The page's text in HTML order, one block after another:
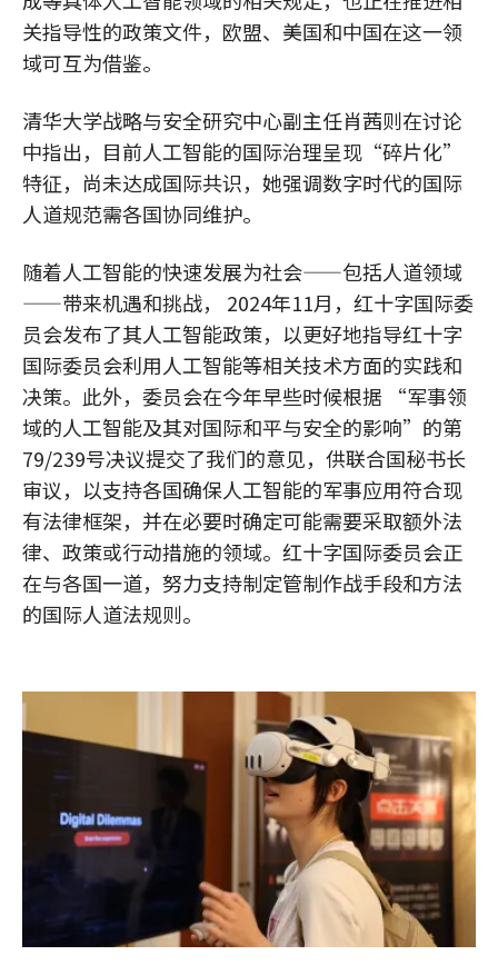
关指导性的政策文件，欧盟、美国和中国在这一领
域可互为借鉴。
清华大学战略与安全研究中心副主任肖茜则在讨论
中指出，目前人工智能的国际治理呈现“碎片化”
特征，尚未达成国际共识，她强调数字时代的国际
人道规范需各国协同维护。
随着人工智能的快速发展为社会——包括人道领域
——带来机遇和挑战， 2024年11月，红十字国际委
员会发布了其人工智能政策，以更好地指导红十字
国际委员会利用人工智能等相关技术方面的实践和
决策。此外，委员会在今年早些时候根据 “军事领
域的人工智能及其对国际和平与安全的影响”的第
79/239号决议提交了我们的意见，供联合国秘书长
审议，以支持各国确保人工智能的军事应用符合现
有法律框架，并在必要时确定可能需要采取额外法
律、政策或行动措施的领域。红十字国际委员会正
在与各国一道，努力支持制定管制作战手段和方法
的国际人道法规则。